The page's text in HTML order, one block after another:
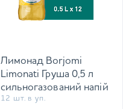
Лимонад Borjomi
Limonati Груша 0,5 л
сильногазований напій
12 шт. в уп.